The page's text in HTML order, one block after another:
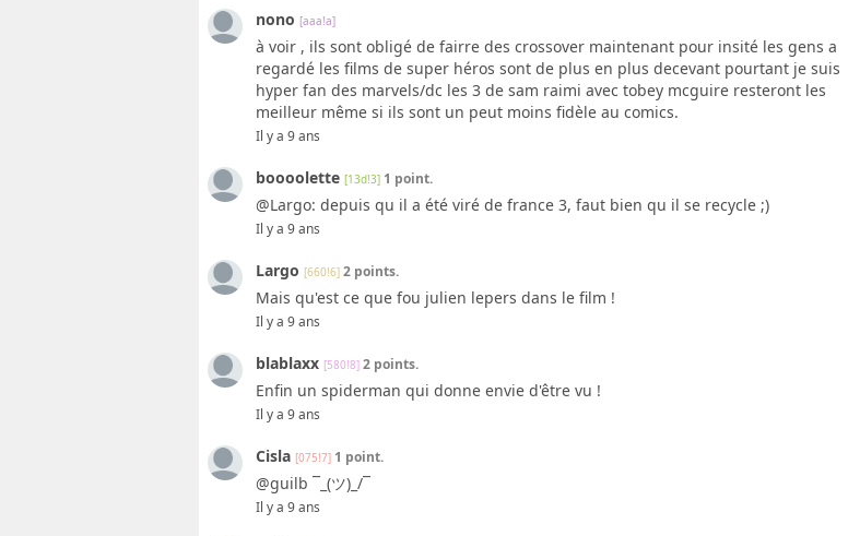
nono [aaa!a]
à voir , ils sont obligé de fairre des crossover maintenant pour insité les gens a
regardé les films de super héros sont de plus en plus decevant pourtant je suis
hyper fan des marvels/dc les 3 de sam raimi avec tobey mcguire resteront les
meilleur même si ils sont un peut moins fidèle au comics.
Il y a 9 ans
boooolette [13d!3] 1 point.
@Largo: depuis qu il a été viré de france 3, faut bien qu il se recycle ;)
Il y a 9 ans
Largo [660!6] 2 points.
Mais qu'est ce que fou julien lepers dans le film !
Il y a 9 ans
blablaxx [580!8] 2 points.
Enfin un spiderman qui donne envie d'être vu !
Il y a 9 ans
Cisla [075!7] 1 point.
@guilb ¯_(ツ)_/¯
Il y a 9 ans